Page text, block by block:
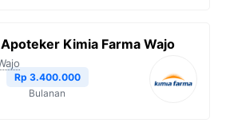
Kimia Farma Wajo
Rp 3.400.000
Bulanan